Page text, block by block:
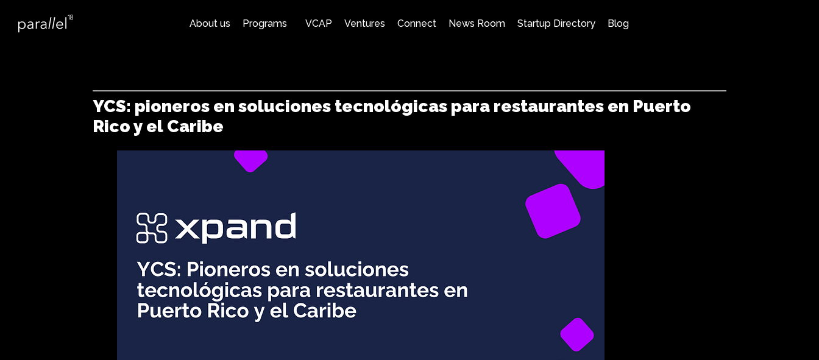
About us Programs VCAP Ventures Connect News Room Startup Directory Blog
YCS: pioneros en soluciones tecnológicas para restaurantes en Puerto
Rico y el Caribe